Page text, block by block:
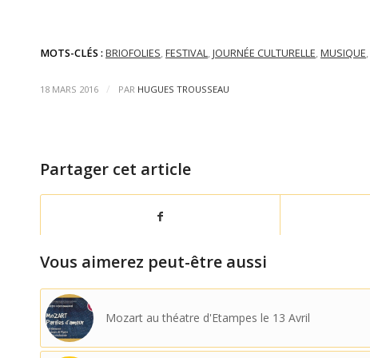
18 MARS 2016 / PAR HUGUES TROUSSEAU
MOTS-CLÉS : BRIOFOLIES, FESTIVAL, JOURNÉE CULTURELLE, MUSIQUE,
Partager cet article
Vous aimerez peut-être aussi
Mozart au théatre d'Etampes le 13 Avril